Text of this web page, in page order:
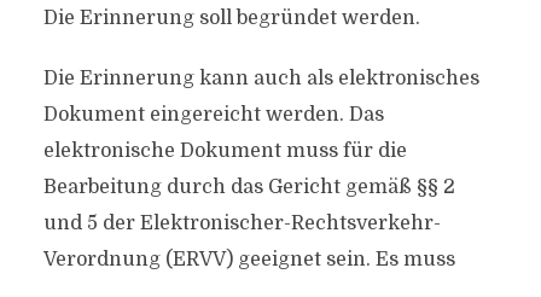
Die Erinnerung soll begründet werden.
Die Erinnerung kann auch als elektronisches
Dokument eingereicht werden. Das
elektronische Dokument muss für die
Bearbeitung durch das Gericht gemäß §§ 2
und 5 der Elektronischer-Rechtsverkehr-
Verordnung (ERVV) geeignet sein. Es muss